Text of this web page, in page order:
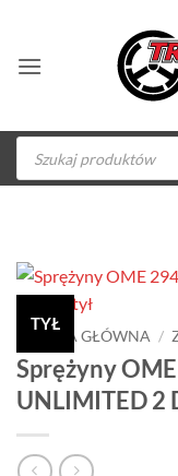
zawartości
Wyszukiwarka
produktów
TYŁ
STRONA GŁÓWNA /
Sprężyny
UNLIMITED 2